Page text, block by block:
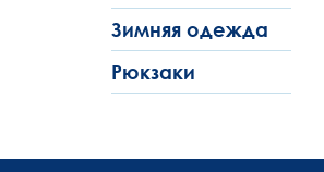
Зимняя одежда
Рюкзаки